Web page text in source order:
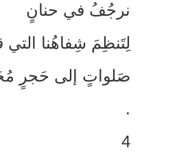
في حنانٍ
شِفاهُنا التي قد تُقبّلُ
إلى حَجرٍ مُحَطَّمٍ.